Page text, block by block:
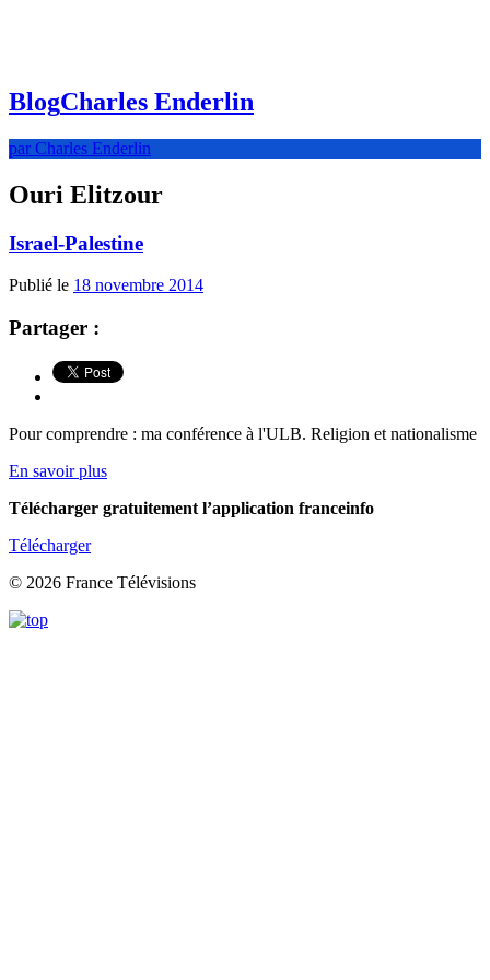
BlogCharles Enderlin
par Charles Enderlin
Ouri Elitzour
Israel-Palestine
Publié le 18 novembre 2014
Partager :
Pour comprendre : ma conférence à l'ULB. Religion et nationalisme
En savoir plus
Télécharger gratuitement l’application franceinfo
Télécharger
© 2026 France Télévisions